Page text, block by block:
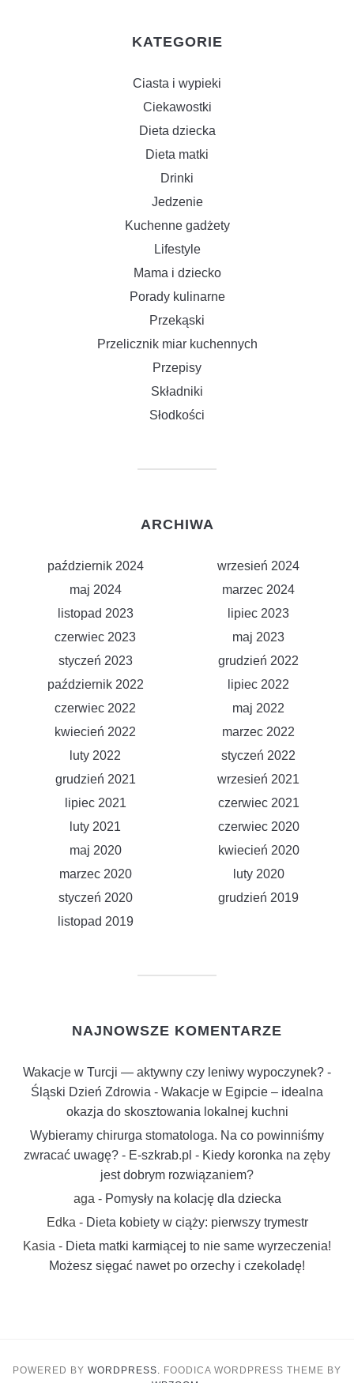
KATEGORIE
Ciasta i wypieki
Ciekawostki
Dieta dziecka
Dieta matki
Drinki
Jedzenie
Kuchenne gadżety
Lifestyle
Mama i dziecko
Porady kulinarne
Przekąski
Przelicznik miar kuchennych
Przepisy
Składniki
Słodkości
ARCHIWA
październik 2024
wrzesień 2024
maj 2024
marzec 2024
listopad 2023
lipiec 2023
czerwiec 2023
maj 2023
styczeń 2023
grudzień 2022
październik 2022
lipiec 2022
czerwiec 2022
maj 2022
kwiecień 2022
marzec 2022
luty 2022
styczeń 2022
grudzień 2021
wrzesień 2021
lipiec 2021
czerwiec 2021
luty 2021
czerwiec 2020
maj 2020
kwiecień 2020
marzec 2020
luty 2020
styczeń 2020
grudzień 2019
listopad 2019
NAJNOWSZE KOMENTARZE
Wakacje w Turcji — aktywny czy leniwy wypoczynek? -
Śląski Dzień Zdrowia - Wakacje w Egipcie – idealna
okazja do skosztowania lokalnej kuchni
Wybieramy chirurga stomatologa. Na co powinniśmy
zwracać uwagę? - E-szkrab.pl - Kiedy koronka na zęby
jest dobrym rozwiązaniem?
aga - Pomysły na kolację dla dziecka
Edka - Dieta kobiety w ciąży: pierwszy trymestr
Kasia - Dieta matki karmiącej to nie same wyrzeczenia!
Możesz sięgać nawet po orzechy i czekoladę!
POWERED BY WORDPRESS. FOODICA WORDPRESS THEME BY